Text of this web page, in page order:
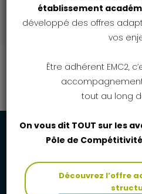
établissement
développé des offres
vos
Être adhérent EMC2,
tout au long
On vous dit TOUT sur les
Pôle de
Découvrez l’offre